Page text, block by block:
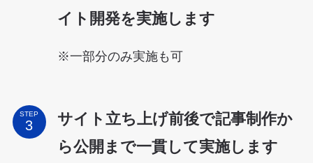
イト開発を実施します
※一部分のみ実施も可
STEP
サイト立ち上げ前後で記事制作か
ら公開まで一貫して実施します